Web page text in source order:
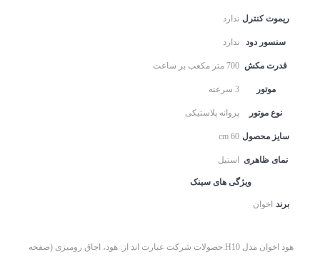
ریموت کنترل ندارد
سنسور دود ندارد
قدرت مکش 700 متر مکعب بر ساعت
موتور 3 سرعته
نوع موتور پروانه پلاستیکی
سایز محصول 60 cm
نمای ظاهری استیل
ویژگی های سینک
برند اخوان
هود اخوان مدل H10:حصولات شرکت عبارت اند از: هود، اجاق رومیزی (صفحه